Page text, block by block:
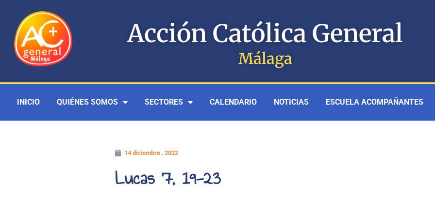
contenido
Acción Católica General
Málaga
INICIO QUIÉNES SOMOS SECTORES CALENDARIO NOTICIAS ESCUELA ACOMPAÑANTES
14 diciembre , 2022
Lucas 7, 19-23